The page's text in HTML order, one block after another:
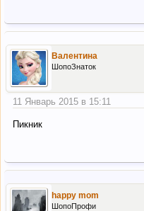
Валентина
ШопоЗнаток
11 Январь 2015 в 15:11
Пикник
happy mom
ШопоПрофи